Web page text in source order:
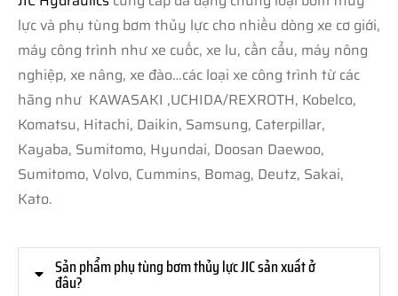
lực và phụ tùng bơm thủy lực cho nhiều dòng xe cơ giới,
máy công trình như xe cuốc, xe lu, cần cẩu, máy nông
nghiệp, xe nâng, xe đào…các loại xe công trình từ các
hãng như KAWASAKI ,UCHIDA/REXROTH, Kobelco,
Komatsu, Hitachi, Daikin, Samsung, Caterpillar,
Kayaba, Sumitomo, Hyundai, Doosan Daewoo,
Sumitomo, Volvo, Cummins, Bomag, Deutz, Sakai,
Kato.
Sản phẩm phụ tùng bơm thủy lực JIC sản xuất ở
đâu?